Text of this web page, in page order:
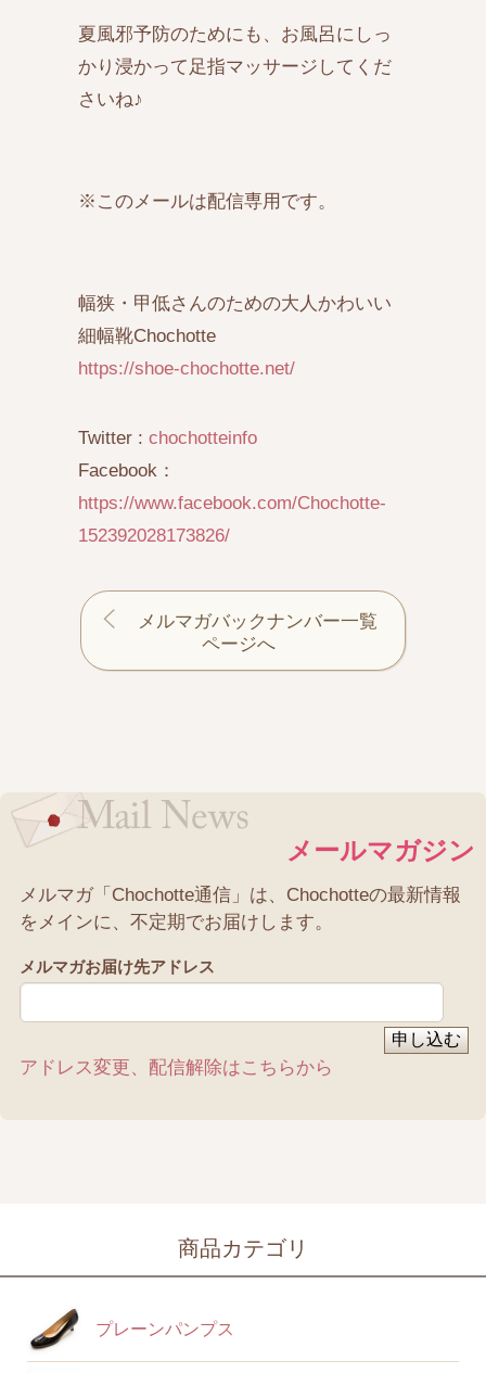
夏風邪予防のためにも、お風呂にしっ
かり浸かって足指マッサージしてくだ
さいね♪
※このメールは配信専用です。
幅狭・甲低さんのための大人かわいい
細幅靴Chochotte
https://shoe-chochotte.net/
Twitter : chochotteinfo
Facebook：
https://www.facebook.com/Chochotte-
152392028173826/
メルマガバックナンバー一覧
ページへ
メールマガジン
メルマガ「Chochotte通信」は、Chochotteの最新情報
をメインに、不定期でお届けします。
メルマガお届け先アドレス
アドレス変更、配信解除はこちらから
商品カテゴリ
プレーンパンプス